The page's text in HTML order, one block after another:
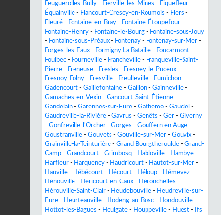
Feuguerolles-Bully - Fierville-les-Mines - Fiquefleur-
Équainville - Flancourt-Crescy-en-Roumois - Flers -
Fleuré - Fontaine-en-Bray - Fontaine-Étoupefour -
Fontaine-Henry - Fontaine-le-Bourg - Fontaine-sous-Jouy
- Fontaine-sous-Préaux - Fontenay - Fontenay-sur-Mer -
Forges-les-Eaux - Formigny La Bataille - Foucarmont -
Foulbec - Fourneville - Francheville - Franqueville-Saint-
Pierre - Freneuse - Fresles - Fresney-le-Puceux -
Fresnoy-Folny - Fresville - Freulleville - Fumichon -
Gadencourt - Gaillefontaine - Gaillon - Gainneville -
Gamaches-en-Vexin - Gancourt-Saint-Étienne -
Gandelain - Garennes-sur-Eure - Gathemo - Gauciel -
Gaudreville-la-Rivière - Gavrus - Genêts - Ger - Giverny
- Gonfreville-l'Orcher - Gorges - Gouffern en Auge -
Goustranville - Gouvets - Gouville-sur-Mer - Gouvix -
Grainville-la-Teinturière - Grand Bourgtheroulde - Grand-
Camp - Grandcourt - Grimbosq - Habloville - Hambye -
Harfleur - Harquency - Haudricourt - Hautot-sur-Mer -
Hauville - Hébécourt - Hécourt - Héloup - Hémevez -
Hénouville - Héricourt-en-Caux - Héronchelles -
Hérouville-Saint-Clair - Heudebouville - Heudreville-sur-
Eure - Heurteauville - Hodeng-au-Bosc - Hondouville -
Hottot-les-Bagues - Houlgate - Houppeville - Huest -
Ifs